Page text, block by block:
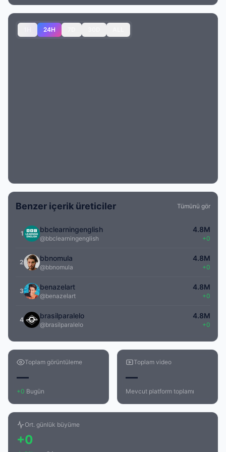
24H
Benzer içerik üreticiler Tümünü gör
1 bbclearningenglish
@bbclearningenglish
4.8M
+0
2 bbnomula
@bbnomula
4.8M
+0
3 benazelart
@benazelart
4.8M
+0
4 brasilparalelo
@brasilparalelo
4.8M
+0
Toplam görüntüleme
—
+0 Bugün
Toplam video
—
Mevcut platform toplamı
Ort. günlük büyüme
+0